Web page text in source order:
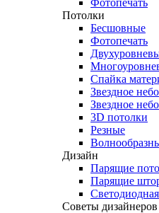
Фотопечать
Потолки
Бесшовные
Фотопечать
Спайка
Звездное небо
Звездное
3D потолки
Резные
Дизайн
Парящие
Парящие
Советы дизайнеров